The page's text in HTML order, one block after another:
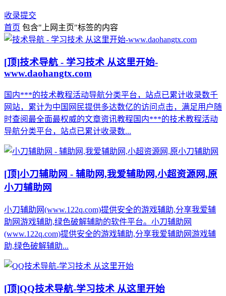
收录提交
首页 包含"上网主页"标签的内容
[顶]技术导航 - 学习技术 从这里开始-
www.daohangtx.com
国内***的技术教程活动导航分类平台，站点已累计收录数千
网站，累计为中国网民提供多达数亿的访问点击，满足用户随
时查阅最全面最权威的文章资讯教程国内***的技术教程活动
导航分类平台，站点已累计收录数...
[顶]小刀辅助网 - 辅助网,我爱辅助网,小超资源网,原
小刀辅助网
小刀辅助网(www.122q.com)提供安全的游戏辅助,分享我爱辅
助网游戏辅助,绿色破解辅助的软件平台。小刀辅助网
(www.122q.com)提供安全的游戏辅助,分享我爱辅助网游戏辅
助,绿色破解辅助...
[顶]QQ技术导航-学习技术 从这里开始